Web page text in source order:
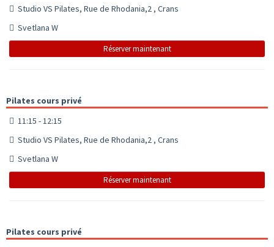
Studio VS Pilates, Rue de Rhodania,2 , Crans
Svetlana W
Réserver maintenant
Pilates cours privé
11:15 - 12:15
Studio VS Pilates, Rue de Rhodania,2 , Crans
Svetlana W
Réserver maintenant
Pilates cours privé